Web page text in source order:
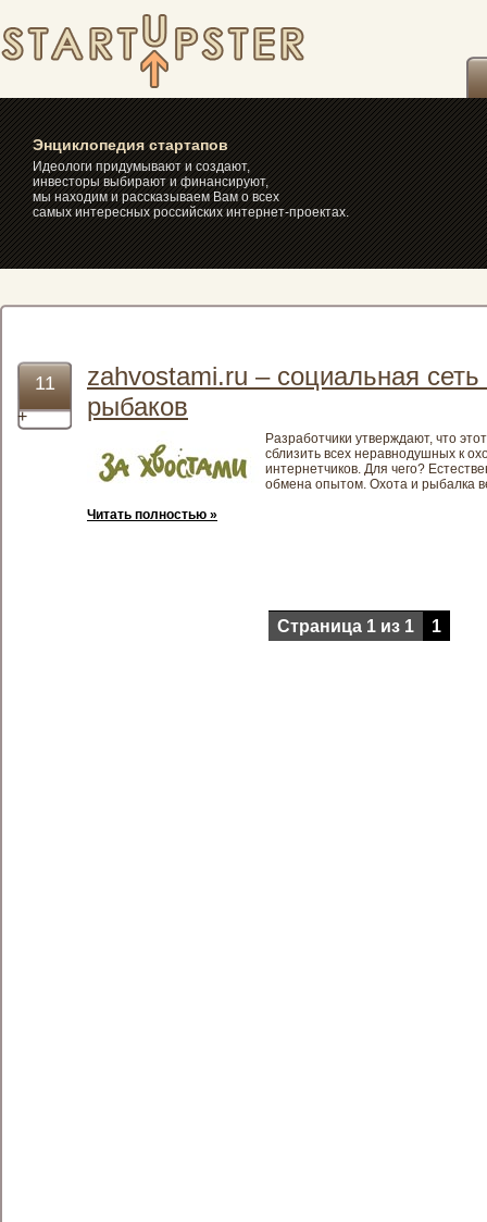
itakstr.ru – самые интересные
стартапы, интернет-проекты,
сайты, социальные сети и
сервисы » рыбалка
Энциклопедия стартапов
Идеологи придумывают и создают,
инвесторы выбирают и финансируют,
мы находим и рассказываем Вам о всех
самых интересных российских интернет-проектах.
11
+
zahvostami.ru – социальная сеть
рыбаков
Разработчики утверждают, что
сблизить всех неравнодушных к
интернетчиков. Для чего?
обмена опытом. Охота и рыбалка
Читать полностью »
Страница 1 из 1 1